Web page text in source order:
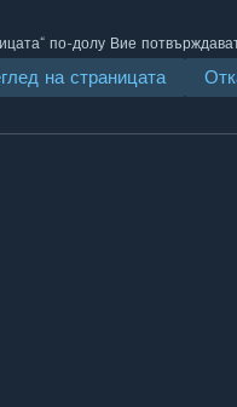
по-долу Вие
на страницата